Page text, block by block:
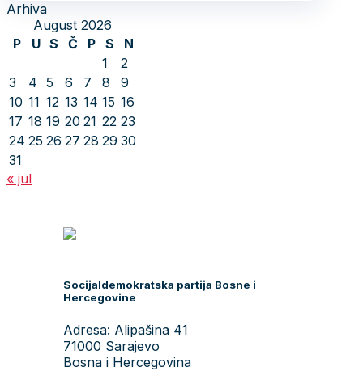
Arhiva
August 2026
P
U S Č P S
N
1
2
3
4 5 6 7 8
9
10 11 12 13 14 15 16
17 18 19 20 21 22 23
24 25 26 27 28 29 30
31
« jul
Socijaldemokratska partija Bosne i
Hercegovine
Adresa: Alipašina 41
71000 Sarajevo
Bosna i Hercegovina